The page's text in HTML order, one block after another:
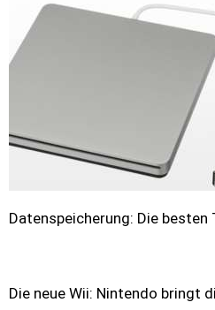
Datenspeicherung: Die
Die neue Wii: Nintendo bringt